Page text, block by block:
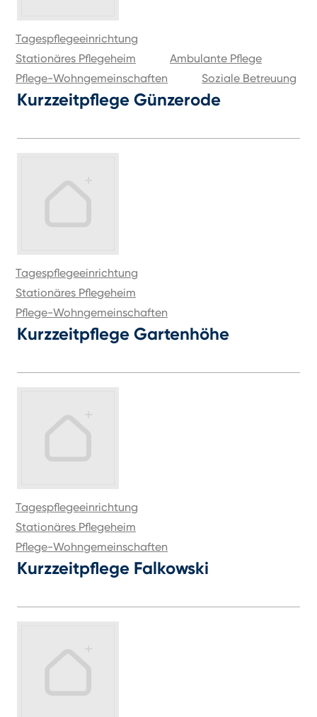
Tagespflegeeinrichtung
Stationäres Pflegeheim
Ambulante Pflege
Pflege-Wohngemeinschaften
Soziale Betreuung
Kurzzeitpflege Günzerode
Tagespflegeeinrichtung
Stationäres Pflegeheim
Pflege-Wohngemeinschaften
Kurzzeitpflege Gartenhöhe
Tagespflegeeinrichtung
Stationäres Pflegeheim
Pflege-Wohngemeinschaften
Kurzzeitpflege Falkowski